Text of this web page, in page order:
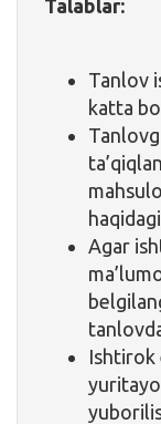
Talablar:
Tanlov
katta
Agar
Ishtirok